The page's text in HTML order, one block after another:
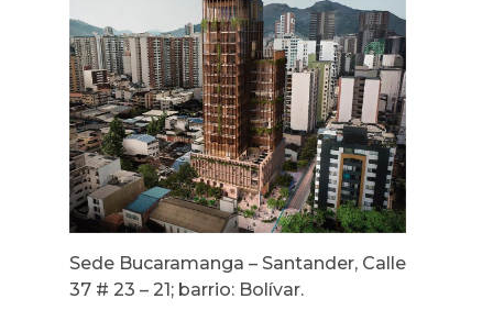
Sede Bucaramanga – Santander, Calle
37 # 23 – 21; barrio: Bolívar.